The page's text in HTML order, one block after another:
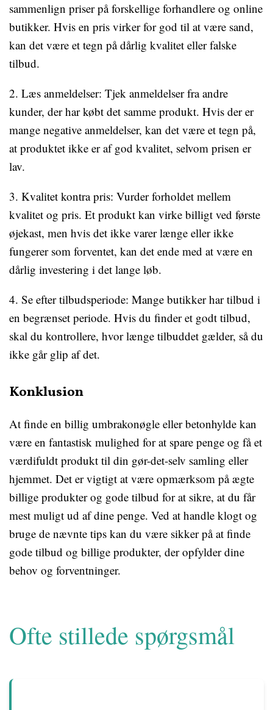
sammenlign priser på forskellige forhandlere og online
butikker. Hvis en pris virker for god til at være sand,
kan det være et tegn på dårlig kvalitet eller falske
tilbud.
2. Læs anmeldelser: Tjek anmeldelser fra andre
kunder, der har købt det samme produkt. Hvis der er
mange negative anmeldelser, kan det være et tegn på,
at produktet ikke er af god kvalitet, selvom prisen er
lav.
3. Kvalitet kontra pris: Vurder forholdet mellem
kvalitet og pris. Et produkt kan virke billigt ved første
øjekast, men hvis det ikke varer længe eller ikke
fungerer som forventet, kan det ende med at være en
dårlig investering i det lange løb.
4. Se efter tilbudsperiode: Mange butikker har tilbud i
en begrænset periode. Hvis du finder et godt tilbud,
skal du kontrollere, hvor længe tilbuddet gælder, så du
ikke går glip af det.
Konklusion
At finde en billig umbrakonøgle eller betonhylde kan
være en fantastisk mulighed for at spare penge og få et
værdifuldt produkt til din gør-det-selv samling eller
hjemmet. Det er vigtigt at være opmærksom på ægte
billige produkter og gode tilbud for at sikre, at du får
mest muligt ud af dine penge. Ved at handle klogt og
bruge de nævnte tips kan du være sikker på at finde
gode tilbud og billige produkter, der opfylder dine
behov og forventninger.
Ofte stillede spørgsmål